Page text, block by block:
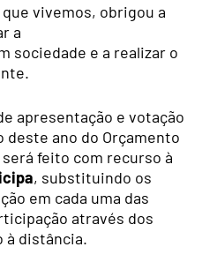
vivemos, obrigou a
a
sociedade e a realizar o
apresentação e votação
deste ano do Orçamento
feito com recurso à
, substituindo os
em cada uma das
através dos
à distância.